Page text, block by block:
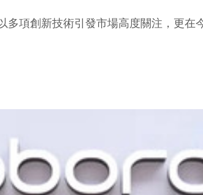
創新技術引發市場高度關注，更在